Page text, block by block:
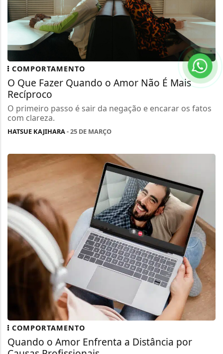
COMPORTAMENTO
O Que Fazer Quando o Amor Não É Mais
Recíproco
O primeiro passo é sair da negação e encarar os fatos
com clareza.
HATSUE KAJIHARA- 25 DE MARÇO
COMPORTAMENTO
Quando o Amor Enfrenta a Distância por